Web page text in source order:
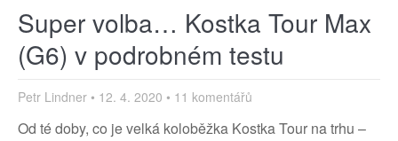
Super volba… Kostka Tour Max
(G6) v podrobném testu
Petr Lindner 12. 4. 2020 11 komentářů
Od té doby, co je velká koloběžka Kostka Tour na trhu –